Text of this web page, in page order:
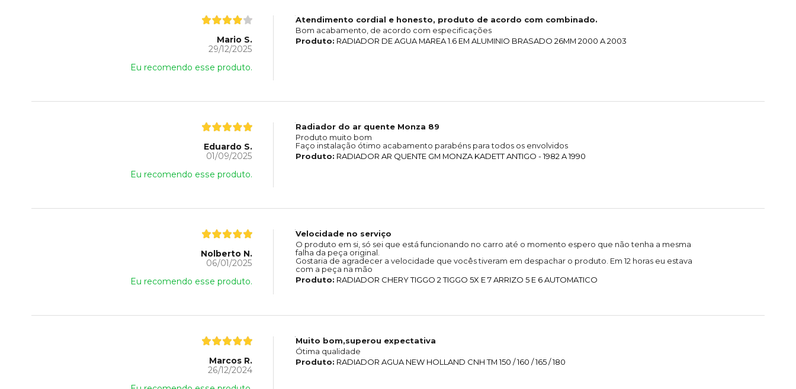
Mario S.
29/12/2025
Eu recomendo esse produto.
Atendimento cordial e honesto, produto de acordo com combinado.
Bom acabamento, de acordo com especificações
Produto: RADIADOR DE AGUA MAREA 1.6 EM ALUMINIO BRASADO 26MM 2000 A 2003
Eduardo S.
01/09/2025
Eu recomendo esse produto.
Radiador do ar quente Monza 89
Produto muito bom
Faço instalação ótimo acabamento parabéns para todos os envolvidos
Produto: RADIADOR AR QUENTE GM MONZA KADETT ANTIGO - 1982 A 1990
Nolberto N.
06/01/2025
Eu recomendo esse produto.
Velocidade no serviço
O produto em si, só sei que está funcionando no carro até o momento espero que não tenha a mesma
falha da peça original.
Gostaria de agradecer a velocidade que vocês tiveram em despachar o produto. Em 12 horas eu estava
com a peça na mão
Produto: RADIADOR CHERY TIGGO 2 TIGGO 5X E 7 ARRIZO 5 E 6 AUTOMATICO
Marcos R.
26/12/2024
Muito bom,superou expectativa
Ótima qualidade
Produto: RADIADOR AGUA NEW HOLLAND CNH TM 150 / 160 / 165 / 180